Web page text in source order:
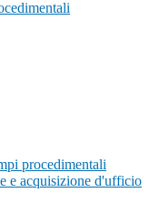
procedimentali
e acquisizione d'ufficio